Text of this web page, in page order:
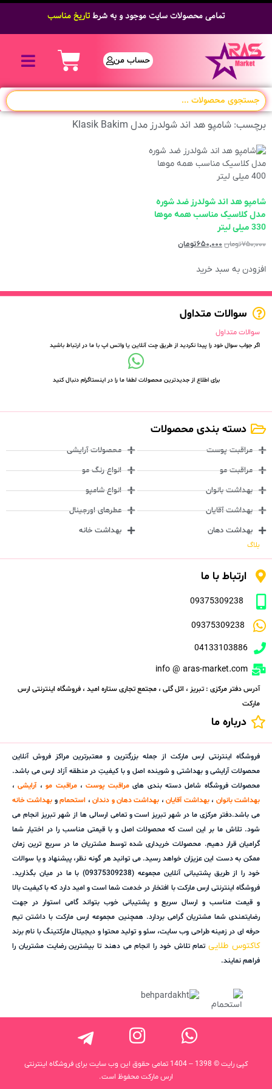
تمامی محصولات سایت موجود و به شرطتاریخ مناسب
حساب من
برچسب: شامپو هد اند شولدرز مدل Klasik Bakim
شامپو هد اند شولدرز ضد شوره
مدل کلاسیک مناسب همه موها
330 میلی لیتر
۷۵۰,۰۰۰تومان ۶۵۰,۰۰۰تومان
افزودن به سبد خرید
سوالات متداول
سوالات متداول
اگر جواب سوال خود را پیدا نکردید از طریق چت آنلاین یا واتس اپ با ما در ارتباط باشید
برای اطلاع از جدیدترین محصولات لطفا ما را در اینستاگرام دنبال کنید
دسته بندی محصولات
مراقبت پوست
مراقبت مو
بهداشت بانوان
بهداشت آقایان
بهداشت دهان
محصولات آرایشی
انواع رنگ مو
انواع شامپو
عطرهای اورجینال
بهداشت خانه
بلاگ
ارتباط با ما
09375309238
09375309238
04133103886
info @ aras-market.com
آدرس دفتر مرکزی : تبریز ، ائل گلی ، مجتمع تجاری ستاره امید ، فروشگاه اینترنتی ارس
مارکت
درباره ما
فروشگاه اینترنتی ارس مارکت از جمله بزرگترین و معتبرترین مراکز فروش آنلاین
محصولات آرایشی و بهداشتی و شوینده اصل و با کیفیتِ در منطقه آزاد ارس می باشد.
محصولات فروشگاه شامل دسته بندی هایمراقبت پوست،مراقبت مو،آرایشی،
بهداشت بانوان ،بهداشت آقایان، بهداشت دهان و دندان، استحمامو بهداشت خانه
می باشد.دفتر مرکزی ما در شهر تبریز است و تمامی ارسالی ها از شهر تبریز انجام می
شود. تلاش ما بر این است که محصولات اصل و با قیمتی مناسب را در اختیار شما
گرامیان قرار دهیم. محصولات خریداری شده توسط مشتریان ما در سریع ترین زمان
ممکن به دست این عزیزان خواهد رسید. می توانید هر گونه نظر، پیشنهاد و یا سوالات
خود را از طریق پشتیبانی آنلاین مجموعه (09375309238) با ما در میان بگذارید.
فروشگاه اینترنتی ارس مارکت با افتخار در خدمت شما است و امید دارد که با کیفیت بالا
و قیمت مناسب و ارسال سریع و پشتیبانی خوب بتواند گامی استوار در جهت
رضایتمندی شما مشتریان گرامی بردارد. همچنین مجموعه ارس مارکت با داشتن تیم
حرفه ای در زمینه طراحی وب سایت، سئو و تولید محتوا و دیجیتال مارکتینگ با نام برند
کاکتوس طلاییتمام تلاش خود را انجام می دهند تا بیشترین رضایت مشتریان را
فراهم نمایند.
کپی رایت © 1398 – 1404 تمامی حقوق این وب سایت برای فروشگاه اینترنتی
ارس مارکت محفوظ است.